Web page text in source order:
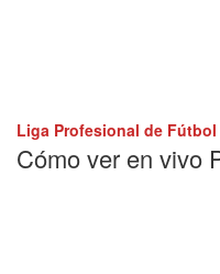
Liga Profesional de Fútbol
Cómo ver en vivo